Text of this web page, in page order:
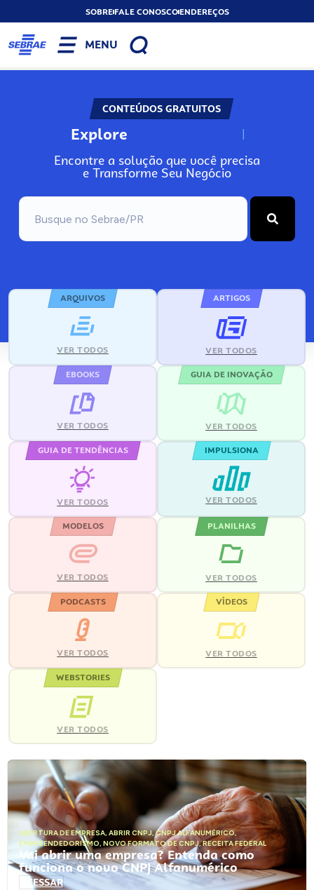
SOBREFALE CONOSCOENDEREÇOS
MENU
CONTEÚDOS GRATUITOS
Explore N
Encontre a solução que você precisa
e Transforme Seu Negócio
ARQUIVOS
VER TODOS
ARTIGOS
VER TODOS
EBOOKS
VER TODOS
GUIA DE INOVAÇÃO
VER TODOS
GUIA DE TENDÊNCIAS
VER TODOS
IMPULSIONA
VER TODOS
MODELOS
VER TODOS
PLANILHAS
VER TODOS
PODCASTS
VER TODOS
VÍDEOS
VER TODOS
WEBSTORIES
VER TODOS
ABERTURA DE EMPRESA, ABRIR CNPJ,CNPJ ALFANUMÉRICO,
EMPREENDEDORISMO, NOVO FORMATO DE CNPJ,RECEITA FEDERAL
Vai abrir uma empresa? Entenda como
funciona o novo CNPJ Alfanumérico
ACESSAR